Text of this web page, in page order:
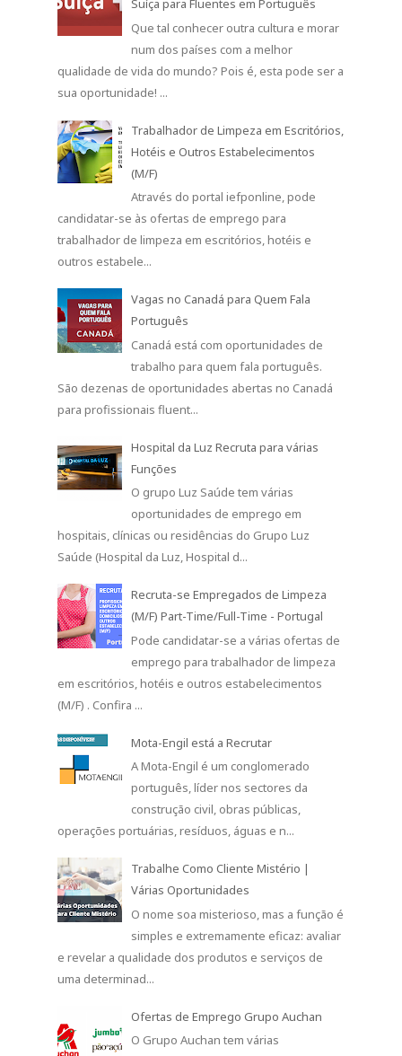
Suíça para Fluentes em Português
Que tal conhecer outra cultura e morar
num dos países com a melhor
qualidade de vida do mundo? Pois é, esta pode ser a
sua oportunidade! ...
Trabalhador de Limpeza em Escritórios,
Hotéis e Outros Estabelecimentos
(M/F)
Através do portal iefponline, pode
candidatar-se às ofertas de emprego para
trabalhador de limpeza em escritórios, hotéis e
outros estabele...
Vagas no Canadá para Quem Fala
Português
Canadá está com oportunidades de
trabalho para quem fala português.
São dezenas de oportunidades abertas no Canadá
para profissionais fluent...
Hospital da Luz Recruta para várias
Funções
O grupo Luz Saúde tem várias
oportunidades de emprego em
hospitais, clínicas ou residências do Grupo Luz
Saúde (Hospital da Luz, Hospital d...
Recruta-se Empregados de Limpeza
(M/F) Part-Time/Full-Time - Portugal
Pode candidatar-se a várias ofertas de
emprego para trabalhador de limpeza
em escritórios, hotéis e outros estabelecimentos
(M/F) . Confira ...
Mota-Engil está a Recrutar
A Mota-Engil é um conglomerado
português, líder nos sectores da
construção civil, obras públicas,
operações portuárias, resíduos, águas e n...
Trabalhe Como Cliente Mistério |
Várias Oportunidades
O nome soa misterioso, mas a função é
simples e extremamente eficaz: avaliar
e revelar a qualidade dos produtos e serviços de
uma determinad...
Ofertas de Emprego Grupo Auchan
O Grupo Auchan tem várias